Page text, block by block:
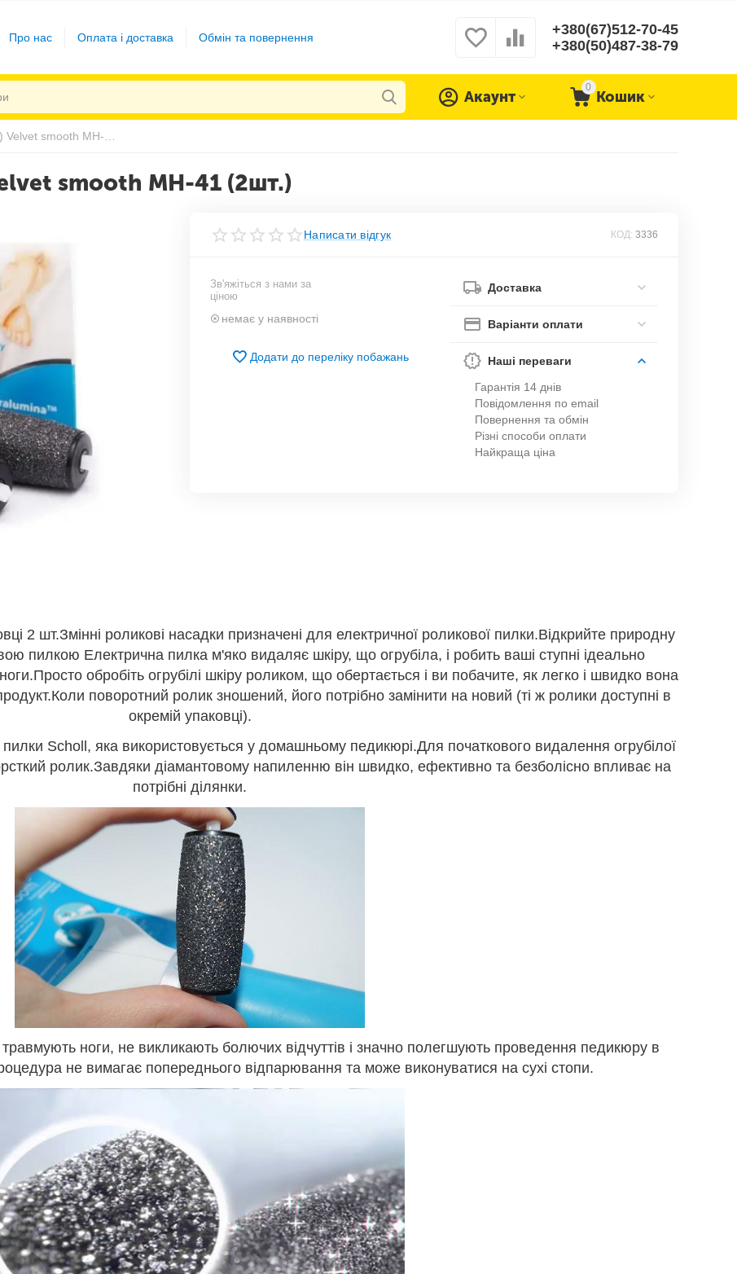
Про нас Оплата і доставка Обмін та повернення
+380(67)512-70-45
+380(50)487-38-79
0
Кошик
Акаунт
smooth MH-41 (2шт.)
Написати відгук КОД: 3336
Зв'яжіться з нами за
ціною
немає у наявності
Додати до переліку побажань
Доставка
Варіанти оплати
Наші переваги
Гарантія 14 днів
Повідомлення по email
Повернення та обмін
Різні способи оплати
Найкраща ціна
2 шт.Змінні роликові насадки призначені для електричної роликової пилки.Відкрийте природну
пилкою Електрична пилка м'яко видаляє шкіру, що огрубіла, і робить ваші ступні ідеально
обробіть огрубілі шкіру роликом, що обертається і ви побачите, як легко і швидко вона
поворотний ролик зношений, його потрібно замінити на новий (ті ж ролики доступні в
окремій упаковці).
пилки Scholl, яка використовується у домашньому педикюрі.Для початкового видалення огрубілої
ролик.Завдяки діамантовому напиленню він швидко, ефективно та безболісно впливає на
потрібні ділянки.
ноги, не викликають болючих відчуттів і значно полегшують проведення педикюру в
не вимагає попереднього відпарювання та може виконуватися на сухі стопи.